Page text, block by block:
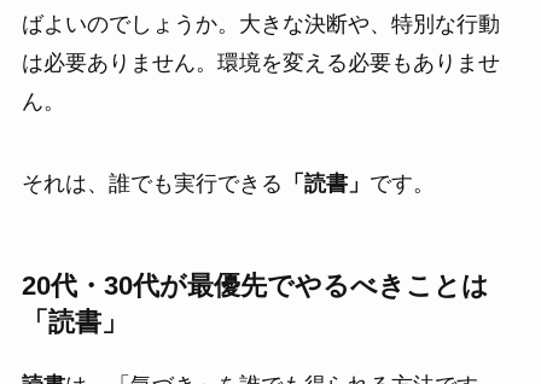
ばよいのでしょうか。大きな決断や、特別な行動
は必要ありません。環境を変える必要もありませ
ん。
それは、誰でも実行できる 「読書」 です。
20代・30代が最優先でやるべきことは
「読書」